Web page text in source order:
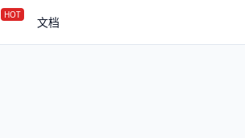
HOT 文档